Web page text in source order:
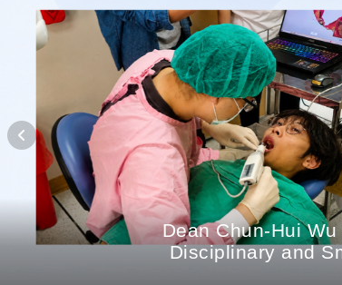
Dean Chun-Hui
Disciplinary and